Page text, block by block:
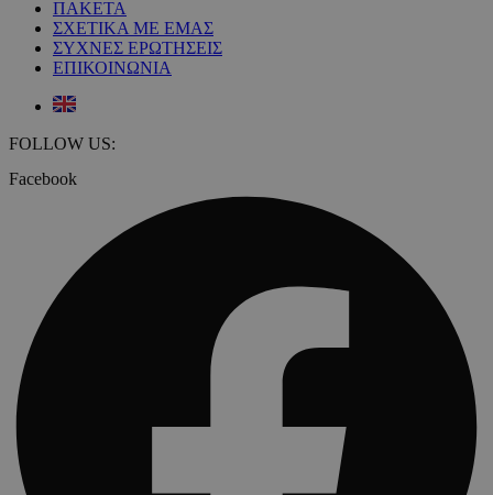
ΠΑΚΕΤΑ
ΣΧΕΤΙΚΑ ΜΕ ΕΜΑΣ
ΣΥΧΝΕΣ ΕΡΩΤΗΣΕΙΣ
ΕΠΙΚΟΙΝΩΝΙΑ
FOLLOW US:
Facebook